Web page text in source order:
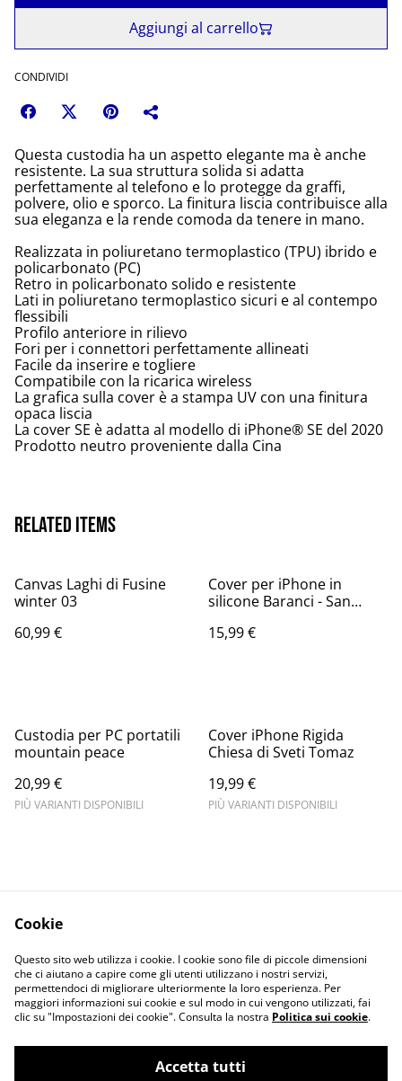
Aggiungi al carrello
CONDIVIDI
Questa custodia ha un aspetto elegante ma è anche
resistente. La sua struttura solida si adatta
perfettamente al telefono e lo protegge da graffi,
polvere, olio e sporco. La finitura liscia contribuisce alla
sua eleganza e la rende comoda da tenere in mano.
Realizzata in poliuretano termoplastico (TPU) ibrido e
policarbonato (PC)
Retro in policarbonato solido e resistente
Lati in poliuretano termoplastico sicuri e al contempo
flessibili
Profilo anteriore in rilievo
Fori per i connettori perfettamente allineati
Facile da inserire e togliere
Compatibile con la ricarica wireless
La grafica sulla cover è a stampa UV con una finitura
opaca liscia
La cover SE è adatta al modello di iPhone® SE del 2020
Prodotto neutro proveniente dalla Cina
Related items
Canvas Laghi di Fusine
winter 03
60,99 €
Cover per iPhone in
silicone Baranci - San
15,99 €
Custodia per PC portatili
mountain peace
20,99 €
PIÙ VARIANTI DISPONIBILI
Cover iPhone Rigida
Chiesa di Sveti Tomaz
19,99 €
PIÙ VARIANTI DISPONIBILI
Informativa sulla
privacy
Terms and
conditions
Cookie
Questo sito web utilizza i cookie. I cookie sono file di piccole dimensioni
che ci aiutano a capire come gli utenti utilizzano i nostri servizi,
permettendoci di migliorare ulteriormente la loro esperienza. Per
maggiori informazioni sui cookie e sul modo in cui vengono utilizzati, fai
clic su "Impostazioni dei cookie". Consulta la nostra Politica sui cookie.
Accetta tutti